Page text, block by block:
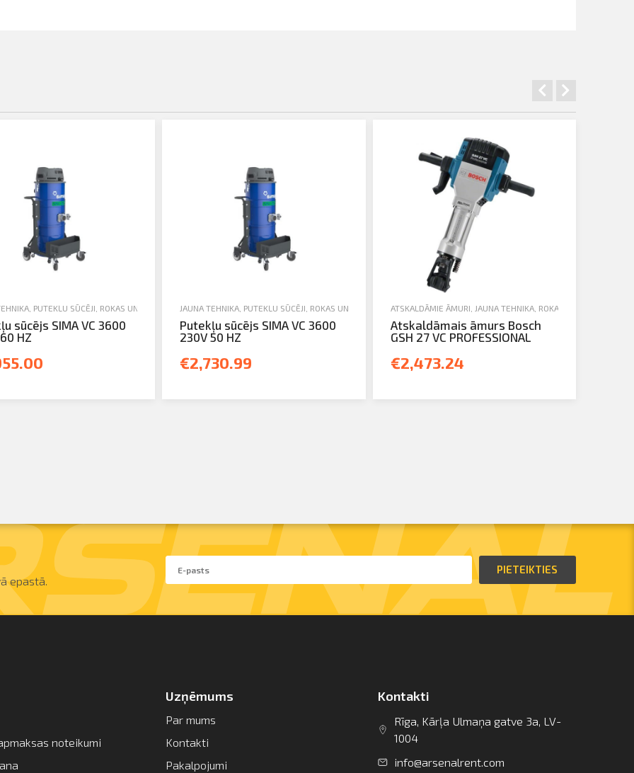
UN ELEKTROINSTRUMENTI
, PUTEKĻU SŪCĒJI ROKAS UN ELEKTROINSTRUMENTI
sūcējs SIMA VC 3600
HZ
JAUNA TEHNIKA PUTEKĻU SŪCĒJI ROKAS UN ELEKTROINSTRUMENTI
Putekļu sūcējs SIMA VC 3600
230V 50 HZ
€2,730.99
ATSKALDĀMIE ĀMURI JAUNA TEHNIKA, ROKAS UN
Atskaldāmais āmurs Bosch
GSH 27 VC PROFESSIONAL
€2,473.24
epastā.
PIETEIKTIES
noteikumi
Uzņēmums
Par mums
Kontakti
Pakalpojumi
Kontakti
Rīga, Kārļa Ulmaņa gatve 3a, LV-
1004
info@arsenalrent.com